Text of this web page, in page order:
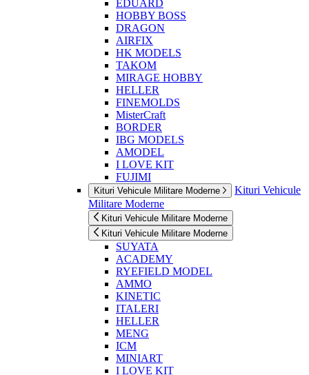
EDUARD
HOBBY BOSS
DRAGON
AIRFIX
HK MODELS
TAKOM
MIRAGE HOBBY
HELLER
FINEMOLDS
MisterCraft
BORDER
IBG MODELS
AMODEL
I LOVE KIT
FUJIMI
Kituri Vehicule Militare Moderne
Kituri Vehicule
Militare Moderne
Kituri Vehicule Militare Moderne
Kituri Vehicule Militare Moderne
SUYATA
ACADEMY
RYEFIELD MODEL
AMMO
KINETIC
ITALERI
HELLER
MENG
ICM
MINIART
I LOVE KIT